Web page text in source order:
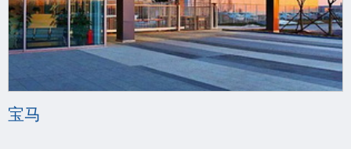
宝马